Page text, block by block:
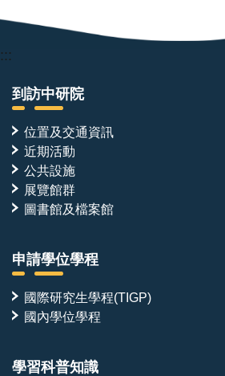
:::
到訪中研院
位置及交通資訊
近期活動
公共設施
展覽館群
圖書館及檔案館
申請學位學程
國際研究生學程(TIGP)
國內學位學程
學習科普知識